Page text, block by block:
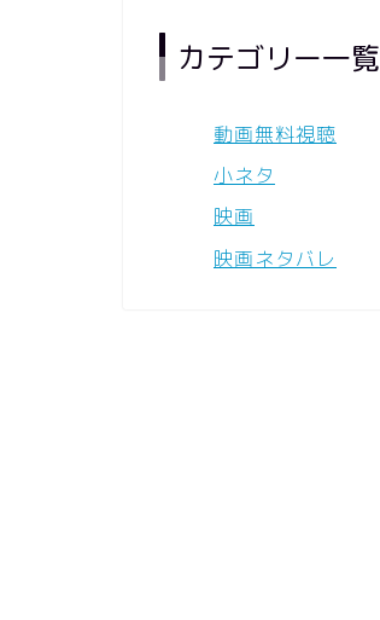
カテゴリー一覧
動画無料視聴
小ネタ
映画
映画ネタバレ